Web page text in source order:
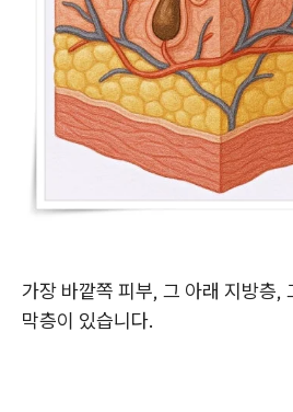
가장 바깥쪽 피부, 그 아래 지방층,
막층이 있습니다.